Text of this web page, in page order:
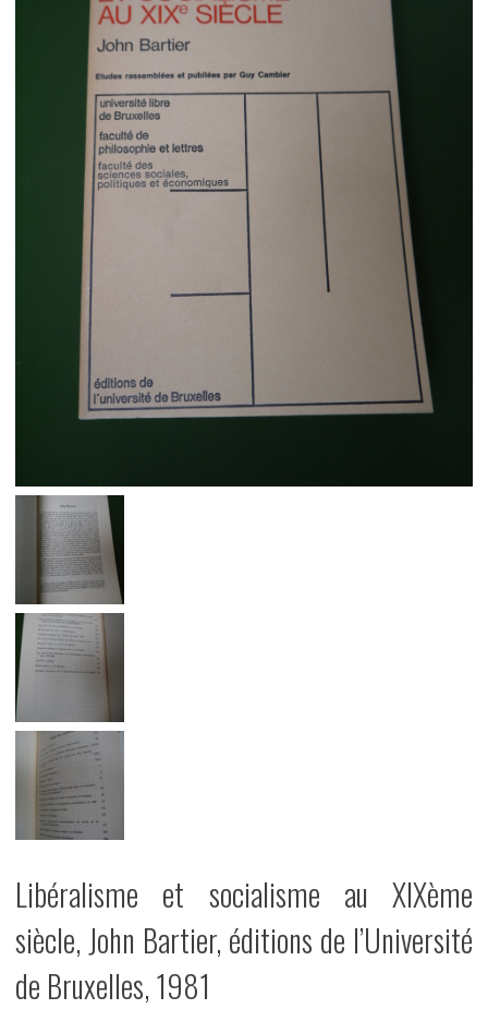
Libéralisme et socialisme au XIXème
siècle, John Bartier, éditions de l’Université
de Bruxelles, 1981